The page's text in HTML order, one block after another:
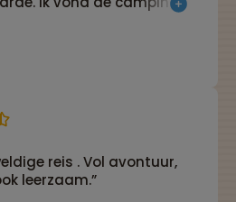
reis . Vol avontuur,
leerzaam.”